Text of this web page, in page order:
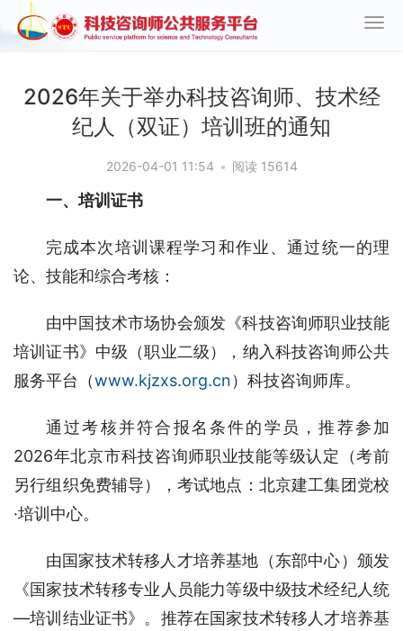
2026年关于举办科技咨询师、技术经
纪人（双证）培训班的通知
2026-04-01 11:54 • 阅读 15614
一、培训证书
完成本次培训课程学习和作业、通过统一的理
论、技能和综合考核：
由中国技术市场协会颁发《科技咨询师职业技能
培训证书》中级（职业二级），纳入科技咨询师公共
服务平台（www.kjzxs.org.cn）科技咨询师库。
通过考核并符合报名条件的学员，推荐参加
2026年北京市科技咨询师职业技能等级认定（考前
另行组织免费辅导），考试地点：北京建工集团党校
·培训中心。
由国家技术转移人才培养基地（东部中心）颁发
《国家技术转移专业人员能力等级中级技术经纪人统
—培训结业证书》。推荐在国家技术转移人才培养基